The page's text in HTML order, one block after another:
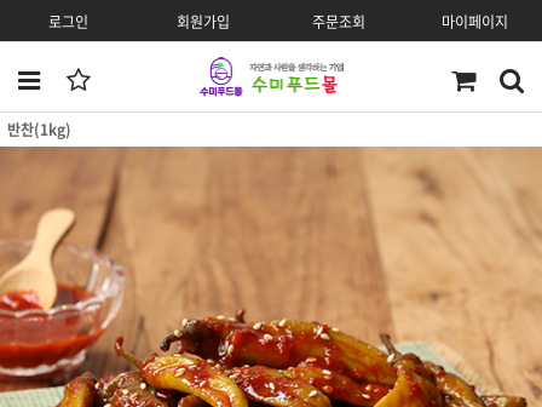
로그인 회원가입 주문조회 마이페이지
반찬(1kg)